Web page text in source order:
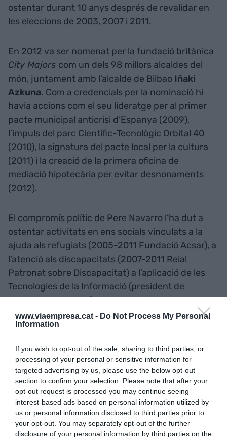
www.viaempresa.cat - Do Not Process My Personal
Information
If you wish to opt-out of the sale, sharing to third parties, or
processing of your personal or sensitive information for
targeted advertising by us, please use the below opt-out
section to confirm your selection. Please note that after your
opt-out request is processed you may continue seeing
interest-based ads based on personal information utilized by
us or personal information disclosed to third parties prior to
your opt-out. You may separately opt-out of the further
disclosure of your personal information by third parties on the
ostentar durant 10 anys després de revalidar en
les eleccions de 2003, 2007 i 2011.
En 2012 va ser nomenat per la fundació britànica
City Majors com un dels 98 millors alcaldes del
món, juntament amb l’alcalde de Bilbao Iñaki
Azkuna. Com a credencials per la nominació hi
havia accions com el seu lideratge per al primer
pacte municipal anticrisi d’Espanya (2009),
l’impuls del parc Científic-Tecnològic Orbital 40
(2010), la signatura del pacte local per la cultura
(2011) i la creació de la primera oficina de
mediació hipotecària per evitar desnonaments
(2012).
El compromís polític de Pere Navarro l’ha dut a
ostentar activitats en ens socials vinculats a la
ajuda als refugiats (2005-2011 Fundació Acsar), a
l’atenció als discapacitats (2007-2011 Reial
Patronat sobre Discapacitat) a l’aplicació de les
Tecnologies de la Informació (president de
Localret 2006-2011) i a la Comissió Nacional
d’Administració Local (2007-2011), així com altres
activitats vinculades a la activitat municipalista.
Navarro va augmentar la seva rellevància pública
l’any 2012 al ser nominat candidat del PSC a la
presidència de la Generalitat en les eleccions del
25 de novembre, candidatura que va seguir a la
seva designació com a primer secretari del PSC
(2011-2014), estant escollit més tard membre de